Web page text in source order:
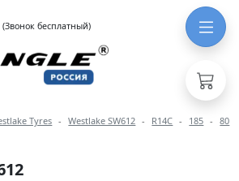
(Звонок бесплатный)
разделам модели
Tyres Westlake SW612 R14C 185
80